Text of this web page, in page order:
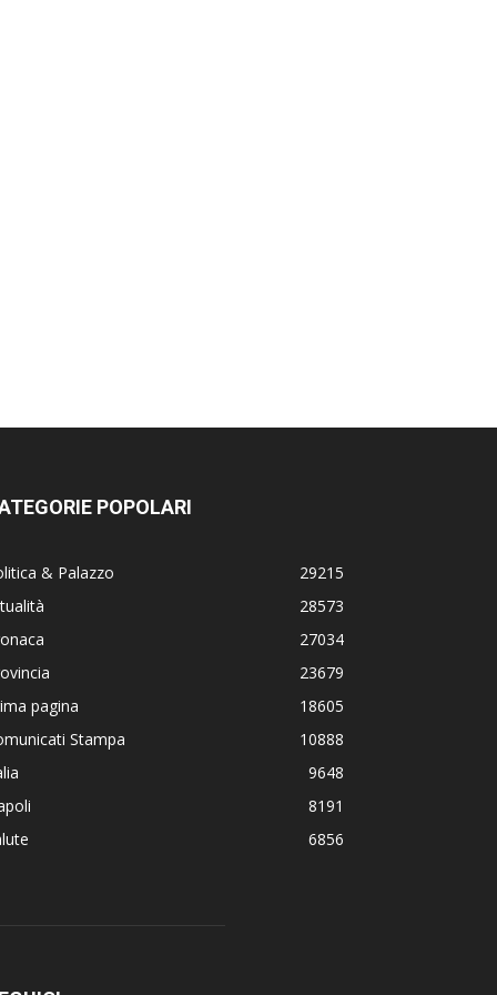
POPOLARI
& Palazzo
29215
28573
27034
23679
pagina
18605
Stampa
10888
9648
8191
6856